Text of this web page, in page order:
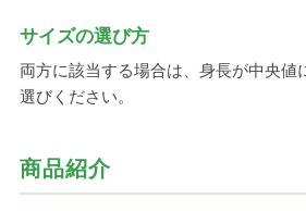
サイズの選び方
両方に該当する場合は、身長が中央値
選びください。
商品紹介